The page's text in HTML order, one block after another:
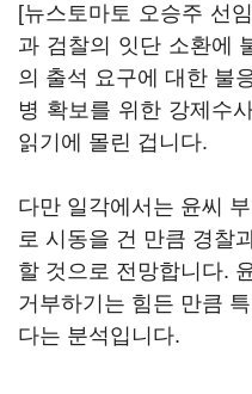
[뉴스토마토 오승주 선
과 검찰의 잇단 소환에
의 출석 요구에 대한 불
병 확보를 위한 강제수
읽기에 몰린 겁니다.
다만 일각에서는 윤씨
로 시동을 건 만큼 경찰
할 것으로 전망합니다.
거부하기는 힘든 만큼
다는 분석입니다.